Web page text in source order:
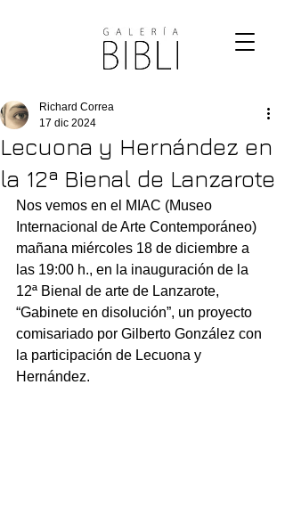
Lecuona y Hernández en
la 12ª Bienal de Lanzarote
Richard Correa
17 dic 2024
Nos vemos en el MIAC (Museo
Internacional de Arte Contemporáneo)
mañana miércoles 18 de diciembre a
las 19:00 h., en la inauguración de la
12ª Bienal de arte de Lanzarote,
“Gabinete en disolución”, un proyecto
comisariado por Gilberto González con
la participación de Lecuona y
Hernández.